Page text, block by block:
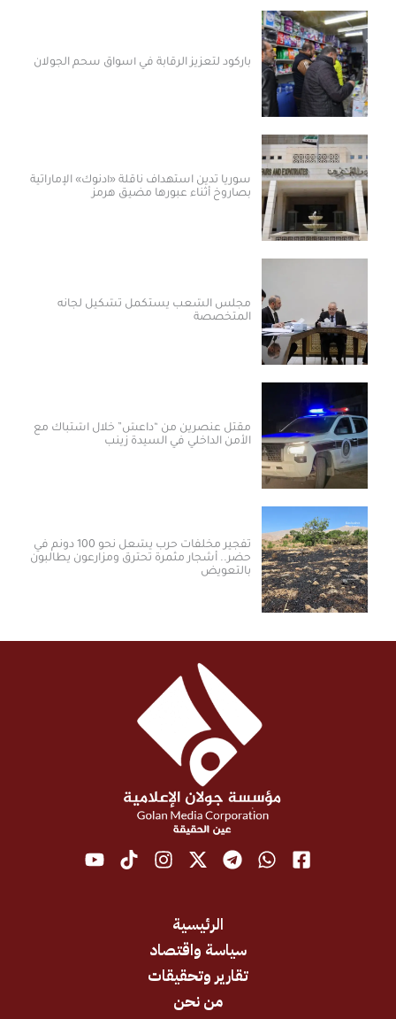
باركود لتعزيز الرقابة في أسواق سحم الجولان
سوريا تدين استهداف ناقلة «أدنوك» الإماراتية
بصاروخ أثناء عبورها مضيق هرمز
مجلس الشعب يستكمل تشكيل لجانه
المتخصصة
مقتل عنصرين من “داعش” خلال اشتباك مع
الأمن الداخلي في السيدة زينب
تفجير مخلفات حرب يشعل نحو 100 دونم في
حضر.. أشجار مثمرة تحترق ومزارعون يطالبون
بالتعويض
سياسة واقتصاد
تقارير وتحقيقات